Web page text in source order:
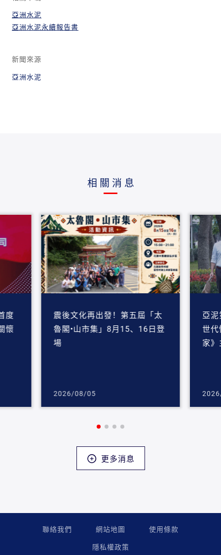
亞洲水泥
亞洲水泥永續報告書
新聞來源
亞洲水泥
相關消息
度
懷
震後文化再出發！第五屆「太
魯閣•山市集」8月15、16日登
場
2026/08/05
亞
世代情感 《
家
更多消息
聯絡我們 網站地圖
使用條款
隱私權政策